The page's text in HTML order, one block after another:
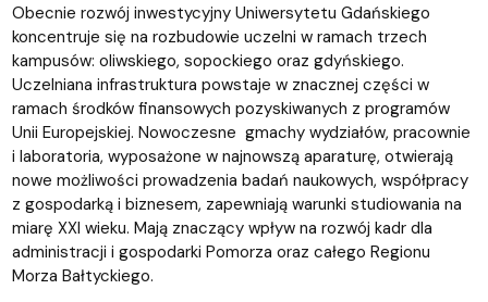
Obecnie rozwój inwestycyjny Uniwersytetu Gdańskiego
koncentruje się na rozbudowie uczelni w ramach trzech
kampusów: oliwskiego, sopockiego oraz gdyńskiego.
Uczelniana infrastruktura powstaje w znacznej części w
ramach środków finansowych pozyskiwanych z programów
Unii Europejskiej. Nowoczesne gmachy wydziałów, pracownie
i laboratoria, wyposażone w najnowszą aparaturę, otwierają
nowe możliwości prowadzenia badań naukowych, współpracy
z gospodarką i biznesem, zapewniają warunki studiowania na
miarę XXI wieku. Mają znaczący wpływ na rozwój kadr dla
administracji i gospodarki Pomorza oraz całego Regionu
Morza Bałtyckiego.